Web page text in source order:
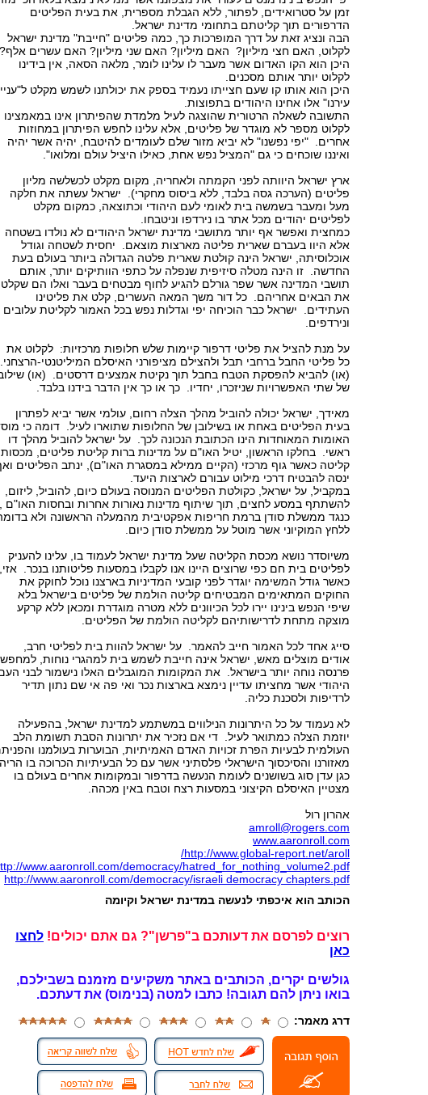
זמן על סטרואידים, לפתור, ללא הגבלת מספרית, את בעית הפליטים
הדרפורים תוך קליטתם בתחומי מדינת ישראל.
הבה ונציג זאת על דרך המופרכות כך, כמה פליטים "חייבת" מדינת ישראל
לקלוט, האם חצי מיליון? האם מיליון? האם שני מיליון? האם עשרים
היכן הוא הקו האדום אשר מעבר לו עלינו לומר, מלאה הסאה, אין בידינו
לקלוט יותר אותם מסכנים.
היכן הוא אותו קו שעם חצייתו נעמיד בספק את יכולתנו לשמש מקלט ל"עניי
עירנו" אלו אחינו היהודים בתפוצות.
התשובה לשאלה הרטורית שהוצגה לעיל מלמדת שהפיתרון אינו במאמצינו
לקלוט מספר לא מוגדר של פליטים, אלא עלינו לחפש הפיתרון במחוזות
אחרים. "יפי נפשנו" לא יביא מזור שלם לעומדים להיטבח, יהיה אשר יהיה
ואיננו שוכחים כי גם "המציל נפש אחת, כאילו היציל עולם ומלואו".
ארץ ישראל היוותה לפני הקמתה ולאחריה, מקום מקלט לכשלשה מליון
פליטים (הערכה גסה בלבד, ללא ביסוס מחקרי). ישראל עשתה את חלקה
מעל ומעבר בשמשה בית לאומי לעם היהודי וכתוצאה, כמקום מקלט
לפליטים יהודים מכל אתר בו נירדפו וניטבחו.
כמחצית ואפשר אף יותר מתושבי מדינת ישראל היהודים לא נולדו בשטחה
אלא היוו בעברם שארית פליטה מארצות מוצאם. יחסית לשטחה וגודל
אוכלוסיתה, ישראל הינה קולטת שארית פלטה הגדולה ביותר בעולם בעת
החדשה. זו הינה מטלה סיזיפית שנפלה על כתפי הוותיקים יותר, אותם
תושבי המדינה אשר שפר גורלם להגיע לחוף מבטחים בעבר ואלו הם
את הבאים אחריהם. כל דור משך המאה העשרים, קלט את פליטינו
העתידים. ישראל כבר הוכיחה יפי וגדלות נפש בכל האמור לקליטת עלובים
ונירדפים.
על מנת להציל את פליטי דרפור קיימות שלש חלופות מרכזיות: לקלוט את
כל פליטי החבל ברחבי תבל ולהצילם מציפורני האיסלם המיליטנטי-
(או) להביא להפסקת הטבח בחבל תוך נקיטת אמצעים דרסטים. (או)
של שתי האפשרויות שניזכרו, יחדיו. כך או כך אין הדבר בידנו בלבד.
מאידך, ישראל יכולה להוביל מהלך הצלה רחום, עולמי אשר יביא לפתרון
בעית הפליטים באחת או בשילובן של החלופות שתוארו לעיל. דומה כי
האומות המאוחדות הינו הכתובת הנכונה לכך. על ישראל להוביל מהלך דו
ראשי. בחלקו הראשון, יטיל האו"ם על מדינות ברות קליטת פליטים, מכסות
קליטה כאשר גוף מרכזי (הקיים ממילא במסגרת האו"ם), ינתב הפליטים
ינסה להבטיח דרכי מילוט עבורם לארצות היעד.
במקביל, על ישראל, כקולטת הפליטים המנוסה בעולם כיום, להוביל, ליזום,
להשתתף במסע לחצים, תוך שיתוף מדינות נאורות אחרות ובחסות האו"ם ,
כנגד ממשלת סודן ברמת חריפות אפקטיבית מהמעלה הראשונה ולא
ללחץ המוקיוני אשר מוטל על ממשלת סודן כיום.
משיוסדר נושא מכסת הקליטה שעל מדינת ישראל לעמוד בו, עלינו להעניק
לפליטים בית חם כפי שרוצים היינו אנו לקבלו במסעות פליטותנו בנכר. אזי,
כאשר גודל המשימה יוגדר לפני קובעי המדיניות בארצנו נוכל לחוקק את
החוקים המתאימים המבטיחים קליטה הולמת של פליטים בישראל בלא
שיפי הנפש בינינו יירו לכל הכיוונים ללא מטרה מוגדרת ומכאן ללא קרקע
מוצקה מתחת לדרישותיהם לקליטה הולמת של הפליטים.
סייג אחד לכל האמור חייב להאמר. על ישראל להוות בית לפליטי חרב,
אודים מוצלים מאש, ישראל אינה חייבת לשמש בית למהגרי נוחות,
פרנסה נוחה יותר בישראל. את המקומות המוגבלים האלו נישמור לבני
היהודי אשר מחציתו עדיין נימצא בארצות נכר ואי פה אי שם נתון תדיר
לרדיפות ולסכנת כליה.
לא נעמוד על כל היתרונות הנילווים במשתמע למדינת ישראל, בהפעילה
יוזמת הצלה כמתואר לעיל. די אם נזכיר את יתרונות הסבת תשומת הלב
העולמית לבעיות הפרת זכויות האדם האמיתיות, הבוערות בעולמנו
מאזורנו והסיכסוך הישראלי פלסתיני אשר עם כל הבעיתיות הכרוכה בו
כגן עדן סוג בשושנים לעומת הנעשה בדרפור ובמקומות אחרים בעולם בו
מצטיין האיסלם הקיצוני במסעות רצח וטבח באין מכהה.
אהרון רול
amroll@rogers.com
www.aaronroll.com
http://www.global-report.net/aroll/
www.aaronroll.com/democracy/hatred_for_nothing_volume2.pdf
http://www.aaronroll.com/democracy/israeli democracy chapters.pdf
הכותב הוא איכפתי לנעשה במדינת ישראל וקיומה
רוצים לפרסם את דעותכם ב"פרשן"? גם אתם יכולים! לחצו
כאן
גולשים יקרים, הכותבים באתר משקיעים מזמנם בשבילכם,
בואו ניתן להם תגובה! כתבו למטה (בנימוס) את דעתכם.
דרג מאמר: